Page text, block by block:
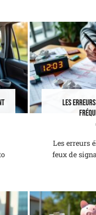
Les
Les erreurs
feux de